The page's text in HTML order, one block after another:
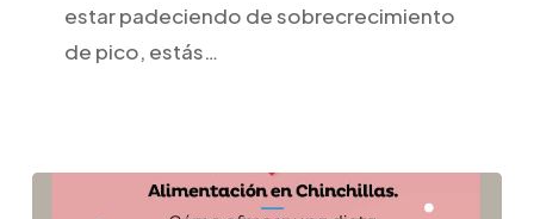
Principales
causas,
estar padeciendo de sobrecrecimiento
de pico, estás…